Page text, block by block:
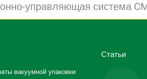
управляющая система
вакуумной упаковки
Статьи